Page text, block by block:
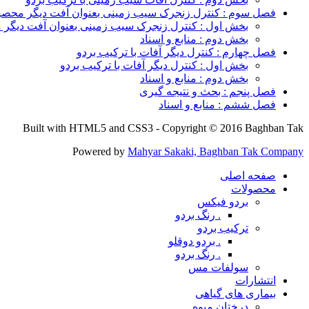
فصل سوم : کنترل زنجرک سیب زمینی بعنوان آفت دیگر
بخش اول : کنترل زنجرک سیب زمینی بعنوان آفت دیگر
بخش دوم : منابع و اسناد
فصل چهارم : کنترل دیگر آفات با ترکیب بردو
بخش اول : کنترل دیگر آفات با ترکیب بردو
بخش دوم : منابع و اسناد
فصل پنجم : بحث و نتیجه گیری
فصل ششم : منابع و اسناد
Built with HTML5 and CSS3 - Copyright © 2016 Baghban Tak
Powered by Mahyar Sakaki, Baghban Tak Company
صفحه اصلی
محصولات
بردو فیکس
. رنگ بردو
ترکیب بردو
. بردو دوقلو
. رنگ بردو
سولفات مس
انتشارات
بیماری های گیاهی
درختان میوه